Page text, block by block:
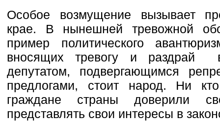
Особое возмущение вызывает
крае. В нынешней тревожной
пример политического
вносящих тревогу и раздрай
депутатом, подвергающимся
предлогами, стоит народ. Ни
граждане страны доверили
представлять свои интересы в